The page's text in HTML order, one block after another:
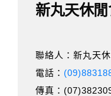
新丸天休
聯絡人：新丸天
電話：
傳真：